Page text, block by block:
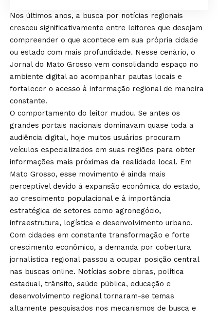
Nos últimos anos, a busca por notícias regionais
cresceu significativamente entre leitores que desejam
compreender o que acontece em sua própria cidade
ou estado com mais profundidade. Nesse cenário, o
Jornal do Mato Grosso vem consolidando espaço no
ambiente digital ao acompanhar pautas locais e
fortalecer o acesso à informação regional de maneira
constante.
O comportamento do leitor mudou. Se antes os
grandes portais nacionais dominavam quase toda a
audiência digital, hoje muitos usuários procuram
veículos especializados em suas regiões para obter
informações mais próximas da realidade local. Em
Mato Grosso, esse movimento é ainda mais
perceptível devido à expansão econômica do estado,
ao crescimento populacional e à importância
estratégica de setores como agronegócio,
infraestrutura, logística e desenvolvimento urbano.
Com cidades em constante transformação e forte
crescimento econômico, a demanda por cobertura
jornalística regional passou a ocupar posição central
nas buscas online. Notícias sobre obras, política
estadual, trânsito, saúde pública, educação e
desenvolvimento regional tornaram-se temas
altamente pesquisados nos mecanismos de busca e